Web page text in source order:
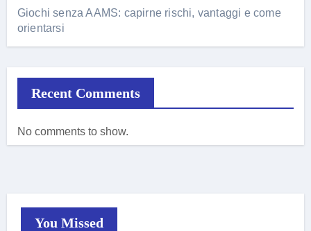
Giochi senza AAMS: capirne rischi, vantaggi e come
orientarsi
Recent Comments
No comments to show.
You Missed